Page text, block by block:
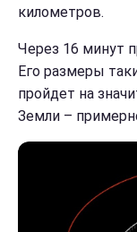
километров.
Через 16 минут
Его размеры
пройдет на
Земли –